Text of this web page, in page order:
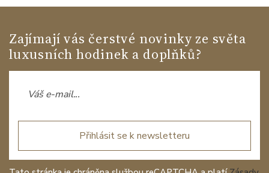
Zajímají vás čerstvé novinky ze světa
luxusních hodinek a doplňků?
Přihlásit se k newsletteru